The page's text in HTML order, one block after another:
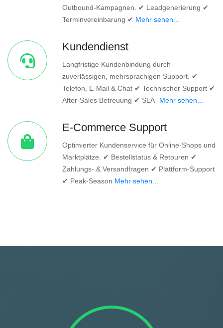
Outbound-Kampagnen. ✔ Leadgenerierung ✔
Terminvereinbarung ✔ Mehr sehen...
Kundendienst
Langfristige Kundenbindung durch
zuverlässigen, mehrsprachigen Support. ✔
Telefon, E-Mail & Chat ✔ Technischer Support ✔
After-Sales Betreuung ✔ SLA- Mehr sehen...
E-Commerce Support
Optimierter Kundenservice für Online-Shops und
Marktplätze. ✔ Bestellstatus & Retouren ✔
Zahlungs- & Versandfragen ✔ Plattform-Support
✔ Peak-Season Mehr sehen...